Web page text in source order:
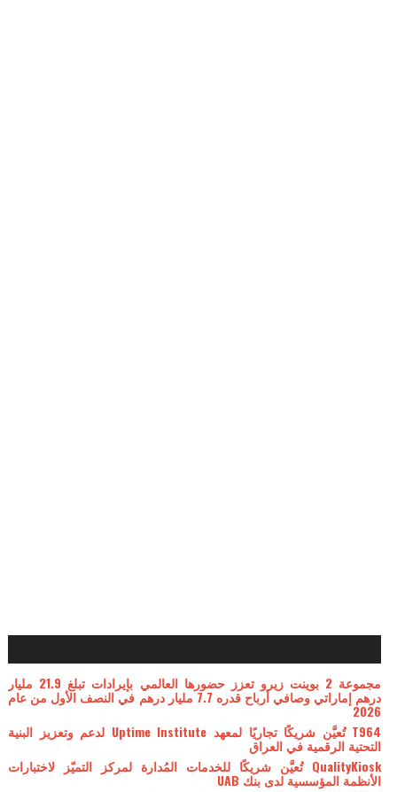
مجموعة 2 بوينت زيرو تعزز حضورها العالمي بإيرادات تبلغ 21.9 مليار
درهم إماراتي وصافي أرباح قدره 7.7 مليار درهم في النصف الأول من عام
2026
T964 تُعيَّن شريكًا تجاريًا لمعهد Uptime Institute لدعم وتعزيز البنية
التحتية الرقمية في العراق
QualityKiosk تُعيَّن شريكًا للخدمات المُدارة لمركز التميّز لاختبارات
الأنظمة المؤسسية لدى بنك UAB